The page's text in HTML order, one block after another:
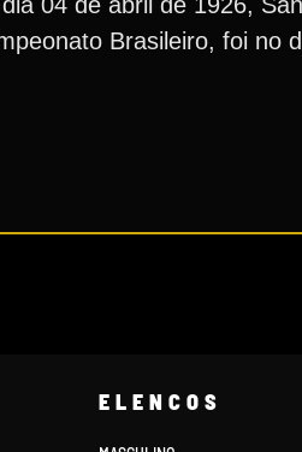
Brasileiro, foi no
ELENCOS